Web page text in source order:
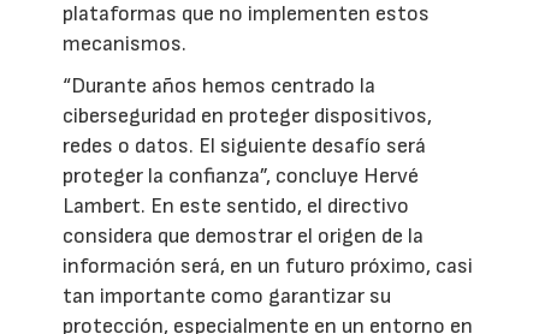
plataformas que no implementen estos
mecanismos.
“Durante años hemos centrado la
ciberseguridad en proteger dispositivos,
redes o datos. El siguiente desafío será
proteger la confianza”, concluye Hervé
Lambert. En este sentido, el directivo
considera que demostrar el origen de la
información será, en un futuro próximo, casi
tan importante como garantizar su
protección, especialmente en un entorno en